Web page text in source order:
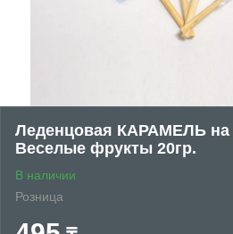
Леденцовая КАРАМЕЛЬ
Веселые фрукты 20гр.
В наличии
Розница